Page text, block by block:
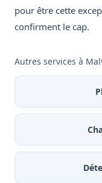
pour être cette
confirment le cap.
Autres services à